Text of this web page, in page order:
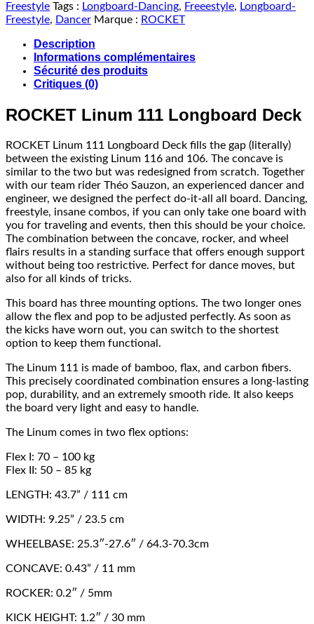
Freestyle Tags : Longboard-Dancing, Freeestyle, Longboard-
Freestyle, Dancer Marque : ROCKET
Description
Informations complémentaires
Sécurité des produits
Critiques (0)
ROCKET Linum 111 Longboard Deck
ROCKET Linum 111 Longboard Deck fills the gap (literally)
between the existing Linum 116 and 106. The concave is
similar to the two but was redesigned from scratch. Together
with our team rider Théo Sauzon, an experienced dancer and
engineer, we designed the perfect do-it-all all board. Dancing,
freestyle, insane combos, if you can only take one board with
you for traveling and events, then this should be your choice.
The combination between the concave, rocker, and wheel
flairs results in a standing surface that offers enough support
without being too restrictive. Perfect for dance moves, but
also for all kinds of tricks.
This board has three mounting options. The two longer ones
allow the flex and pop to be adjusted perfectly. As soon as
the kicks have worn out, you can switch to the shortest
option to keep them functional.
The Linum 111 is made of bamboo, flax, and carbon fibers.
This precisely coordinated combination ensures a long-lasting
pop, durability, and an extremely smooth ride. It also keeps
the board very light and easy to handle.
The Linum comes in two flex options:
Flex I: 70 – 100 kg
Flex II: 50 – 85 kg
LENGTH: 43.7” / 111 cm
WIDTH: 9.25” / 23.5 cm
WHEELBASE: 25.3″-27.6″ / 64.3-70.3cm
CONCAVE: 0.43” / 11 mm
ROCKER: 0.2″ / 5mm
KICK HEIGHT: 1.2″ / 30 mm